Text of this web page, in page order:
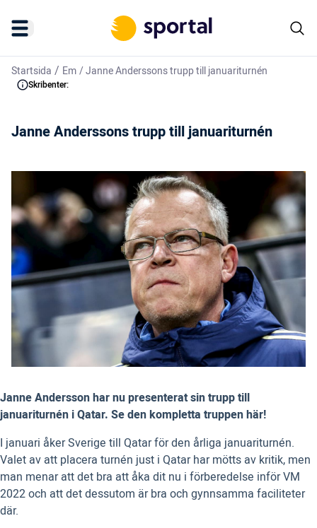
Startsida / Em/Janne Anderssons trupp till januariturnén
Skribenter:
Janne Anderssons trupp till januariturnén
Janne Andersson har nu presenterat sin trupp till
januariturnén i Qatar. Se den kompletta truppen här!
I januari åker Sverige till Qatar för den årliga januariturnén.
Valet av att placera turnén just i Qatar har mötts av kritik, men
man menar att det bra att åka dit nu i förberedelse inför VM
2022 och att det dessutom är bra och gynnsamma faciliteter
där.